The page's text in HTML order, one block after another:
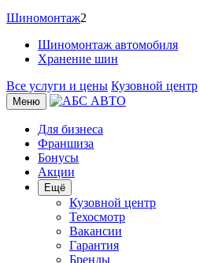
Шиномонтаж2
Шиномонтаж автомобиля
Хранение шин
Все услуги и цены Кузовной центр
Меню
Для бизнеса
Франшиза
Бонусы
Акции
Ещё
Кузовной центр
Техосмотр
Вакансии
Гарантия
Бренды